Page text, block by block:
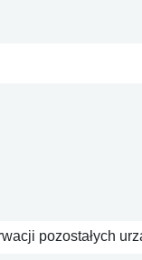
pozostałych